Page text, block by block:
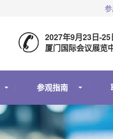
2027年9月23日-25
厦门国际会议展览
参观指南